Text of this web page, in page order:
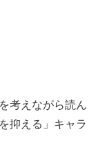
考えながら読ん
抑える」キャラ